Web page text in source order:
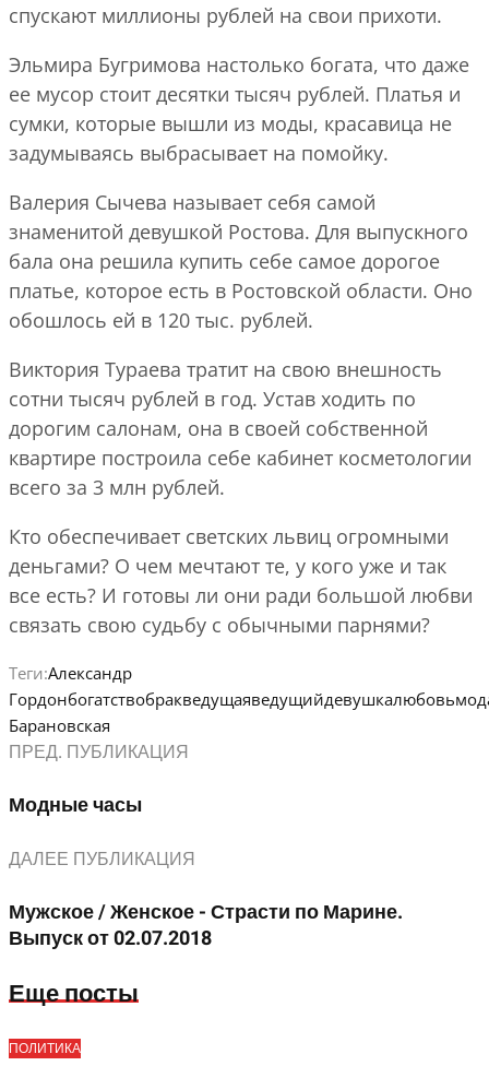
спускают миллионы рублей на свои прихоти.
Эльмира Бугримова настолько богата, что даже
ее мусор стоит десятки тысяч рублей. Платья и
сумки, которые вышли из моды, красавица не
задумываясь выбрасывает на помойку.
Валерия Сычева называет себя самой
знаменитой девушкой Ростова. Для выпускного
бала она решила купить себе самое дорогое
платье, которое есть в Ростовской области. Оно
обошлось ей в 120 тыс. рублей.
Виктория Тураева тратит на свою внешность
сотни тысяч рублей в год. Устав ходить по
дорогим салонам, она в своей собственной
квартире построила себе кабинет косметологии
всего за 3 млн рублей.
Кто обеспечивает светских львиц огромными
деньгами? О чем мечтают те, у кого уже и так
все есть? И готовы ли они ради большой любви
связать свою судьбу с обычными парнями?
Теги:Александр
Гордонбогатствобракведущаяведущийдевушкалюбовь
Барановская
ПРЕД. ПУБЛИКАЦИЯ
Модные часы
ДАЛЕЕ ПУБЛИКАЦИЯ
Мужское / Женское - Страсти по Марине.
Выпуск от 02.07.2018
Еще посты
ПОЛИТИКА